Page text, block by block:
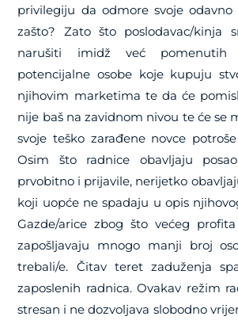
privilegiju da odmore svoje
zašto? Zato što poslodavac/kinja
narušiti imidž već
potencijalne osobe koje kupuju
njihovim marketima te da će
nije baš na zavidnom nivou te će se
svoje teško zarađene novce
Osim što radnice obavljaju
prvobitno i prijavile, nerijetko
koji uopće ne spadaju u opis
Gazde/arice zbog što većeg
zapošljavaju mnogo manji broj
trebali/e. Čitav teret zaduženja
zaposlenih radnica. Ovakav režim
stresan i ne dozvoljava slobodno